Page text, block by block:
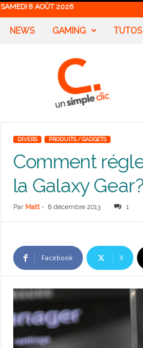
SAMEDI 8 AOÛT 2026
NEWS GAMING TUTOS
DIVERS PRODUITS / GADGETS
Comment
la Galaxy
Par Matt- 8 décembre 2013 1
Facebook X